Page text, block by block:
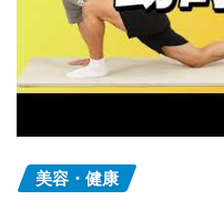
美容・健康